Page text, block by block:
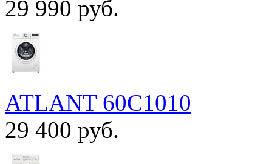
29 990 руб.
ATLANT 60С1010
29 400 руб.